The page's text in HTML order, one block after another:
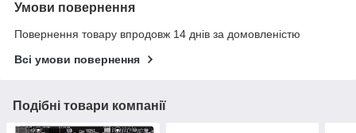
Умови повернення
Повернення товару впродовж 14 днів за домовленістю
Всі умови повернення
Подібні товари компанії